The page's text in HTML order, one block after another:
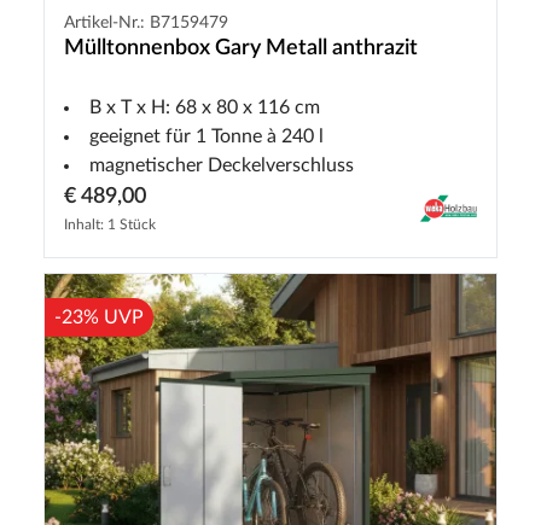
Artikel-Nr.: B7159479
Mülltonnenbox Gary Metall anthrazit
B x T x H: 68 x 80 x 116 cm
geeignet für 1 Tonne à 240 l
magnetischer Deckelverschluss
€ 489,00
Inhalt: 1 Stück
-23% UVP